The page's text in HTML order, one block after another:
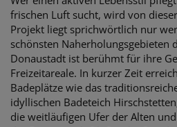
frischen Luft sucht, wird von
Projekt liegt sprichwörtlich nur
schönsten Naherholungsgebieten
Donaustadt ist berühmt für ihre
Freizeitareale. In kurzer Zeit
Badeplätze wie das
idyllischen Badeteich
die weitläufigen Ufer der Alten